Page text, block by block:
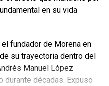
en su vida
fundador de Morena en
su trayectoria dentro del
Manuel López
durante décadas. Expuso